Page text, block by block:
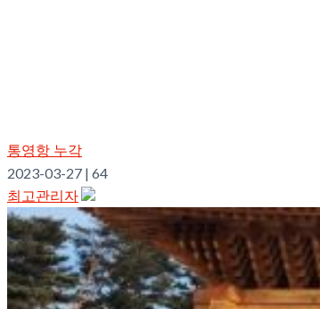
통영항 누각
2023-03-27 | 64
최고관리자